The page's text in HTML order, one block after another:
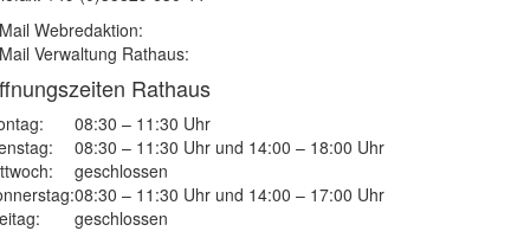
Webredaktion:
Verwaltung Rathaus:
Rathaus
08:30 – 11:30 Uhr
08:30 – 11:30 Uhr und 14:00 – 18:00 Uhr
geschlossen
08:30 – 11:30 Uhr und 14:00 – 17:00 Uhr
geschlossen